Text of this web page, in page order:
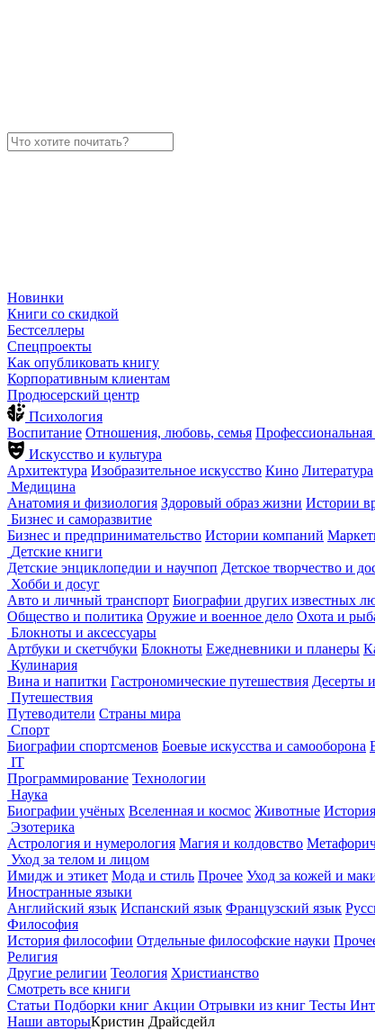
Новинки
Книги со скидкой
Бестселлеры
Спецпроекты
Как опубликовать книгу
Корпоративным клиентам
Продюсерский центр
Психология
Воспитание Отношения, любовь, семья Профессиональная
Искусство и культура
Архитектура Изобразительное искусство Кино Литература
Медицина
Анатомия и физиология Здоровый образ жизни Истории
Бизнес и саморазвитие
Бизнес и предпринимательство Истории компаний
Детские книги
Детские энциклопедии и научпоп Детское творчество и
Хобби и досуг
Авто и личный транспорт Биографии других известных
Общество и политика Оружие и военное дело Охота и
Блокноты и аксессуары
Артбуки и скетчбуки Блокноты Ежедневники и планеры
Кулинария
Вина и напитки Гастрономические путешествия Десерты
Путешествия
Путеводители Страны мира
Спорт
Биографии спортсменов Боевые искусства и самооборона
IT
Программирование Технологии
Наука
Биографии учёных Вселенная и космос Животные История
Эзотерика
Астрология и нумерология Магия и колдовство
Уход за телом и лицом
Имидж и этикет Мода и стиль Прочее Уход за кожей и
Иностранные языки
Английский язык Испанский язык Французский язык
Философия
История философии Отдельные философские науки
Религия
Другие религии Теология Христианство
Смотреть все книги
Статьи Подборки книг Акции Отрывки из книг Тесты
Наши авторыКристин Драйсдейл